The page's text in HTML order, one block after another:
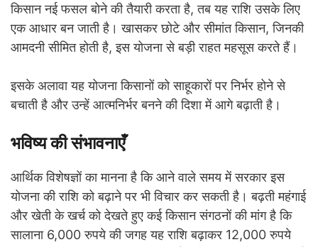
किसान नई फसल बोने की तैयारी करता है, तब यह राशि उसके लिए
एक आधार बन जाती है। खासकर छोटे और सीमांत किसान, जिनकी
आमदनी सीमित होती है, इस योजना से बड़ी राहत महसूस करते हैं।
इसके अलावा यह योजना किसानों को साहूकारों पर निर्भर होने से
बचाती है और उन्हें आत्मनिर्भर बनने की दिशा में आगे बढ़ाती है।
भविष्य की संभावनाएँ
आर्थिक विशेषज्ञों का मानना है कि आने वाले समय में सरकार इस
योजना की राशि को बढ़ाने पर भी विचार कर सकती है। बढ़ती महंगाई
और खेती के खर्च को देखते हुए कई किसान संगठनों की मांग है कि
सालाना 6,000 रुपये की जगह यह राशि बढ़ाकर 12,000 रुपये